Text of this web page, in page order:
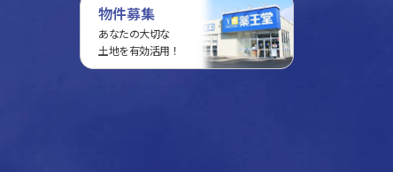
物件募集
あなたの大切な
土地を有効活用！